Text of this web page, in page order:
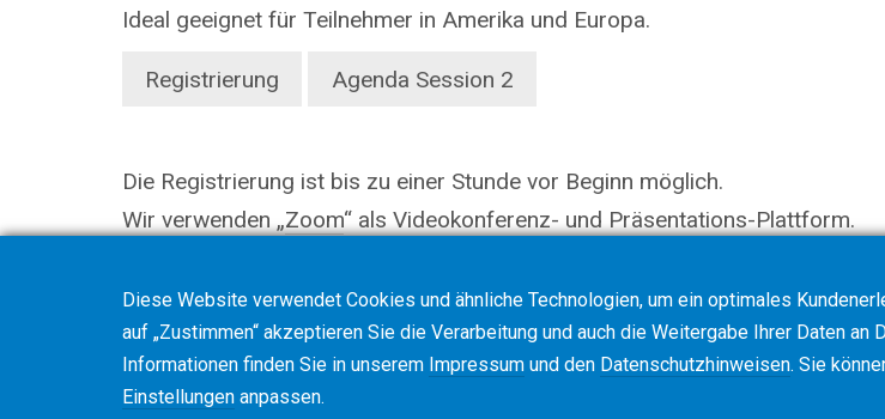
Ideal geeignet für Teilnehmer in Amerika und Europa.
Registrierung Agenda Session 2
Die Registrierung ist bis zu einer Stunde vor Beginn möglich.
Wir verwenden „Zoom“ als Videokonferenz- und Präsentations-Plattform.
Diese Website verwendet Cookies und ähnliche Technologien, um ein optimales
auf „Zustimmen“ akzeptieren Sie die Verarbeitung und auch die Weitergabe Ihrer Daten
Informationen finden Sie in unserem Impressum und den Datenschutzhinweisen. Sie
Einstellungen anpassen.